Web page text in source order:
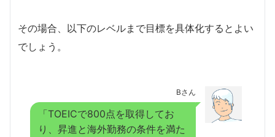
その場合、以下のレベルまで目標を具体化するとよい
でしょう。
Bさん
「TOEICで800点を取得してお
り、昇進と海外勤務の条件を満た